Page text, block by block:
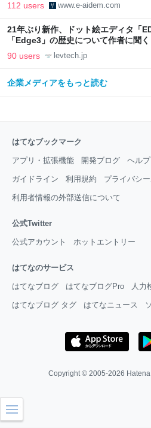
112 users www.e-aidem.com
21年ぶり新作、ドット絵エディタ「
「Edge3」の歴史について作者に聞
LAB
90 users levtech.jp
企業メディアをもっと読む
はてなブックマーク
アプリ・拡張機能 開発ブログ ヘルプ
ガイドライン 利用規約 プライバシ
利用者情報の外部送信について
公式Twitter
公式アカウント ホットエントリー
はてなのサービス
はてなブログ はてなブログPro 人力
はてなブログ タグ はてなニュース
Copyright © 2005-2026 Hatena